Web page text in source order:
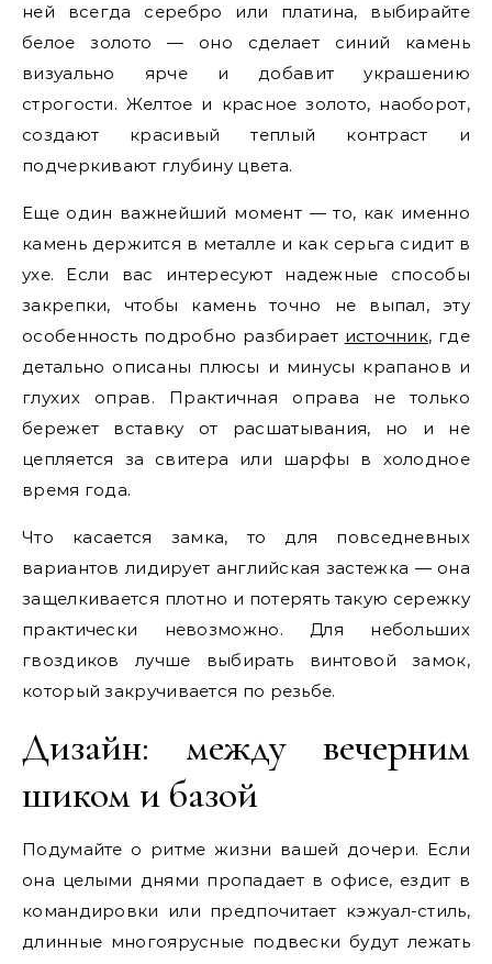
ней всегда серебро или платина, выбирайте
белое золото — оно сделает синий камень
визуально ярче и добавит украшению
строгости. Желтое и красное золото, наоборот,
создают красивый теплый контраст и
подчеркивают глубину цвета.
Еще один важнейший момент — то, как именно
камень держится в металле и как серьга сидит в
ухе. Если вас интересуют надежные способы
закрепки, чтобы камень точно не выпал, эту
особенность подробно разбирает источник, где
детально описаны плюсы и минусы крапанов и
глухих оправ. Практичная оправа не только
бережет вставку от расшатывания, но и не
цепляется за свитера или шарфы в холодное
время года.
Что касается замка, то для повседневных
вариантов лидирует английская застежка — она
защелкивается плотно и потерять такую сережку
практически невозможно. Для небольших
гвоздиков лучше выбирать винтовой замок,
который закручивается по резьбе.
Дизайн: между вечерним
шиком и базой
Подумайте о ритме жизни вашей дочери. Если
она целыми днями пропадает в офисе, ездит в
командировки или предпочитает кэжуал-стиль,
длинные многоярусные подвески будут лежать